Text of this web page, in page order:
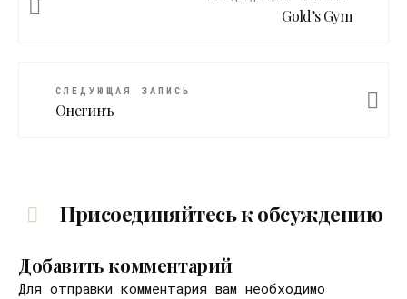
Gold’s Gym
СЛЕДУЮЩАЯ ЗАПИСЬ
Онегинъ
Присоединяйтесь к обсуждению
Добавить комментарий
Для отправки комментария вам необходимо